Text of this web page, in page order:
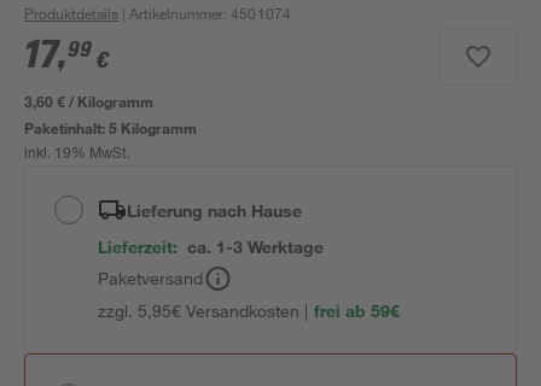
Produktdetails | Artikelnummer:4501074
17,99 €
3,60 € / Kilogramm
Paketinhalt:5 Kilogramm
inkl. 19% MwSt.
Lieferung nach Hause
Lieferzeit: ca. 1-3 Werktage
Paketversand
zzgl. 5,95€ Versandkosten | frei ab 59€